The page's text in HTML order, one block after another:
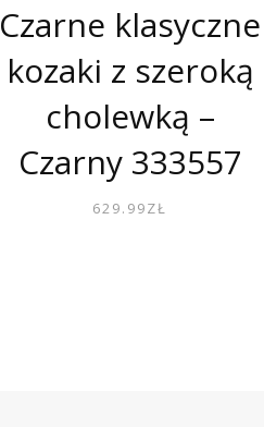
Czarne klasyczne
kozaki z szeroką
cholewką –
Czarny 333557
629.99ZŁ